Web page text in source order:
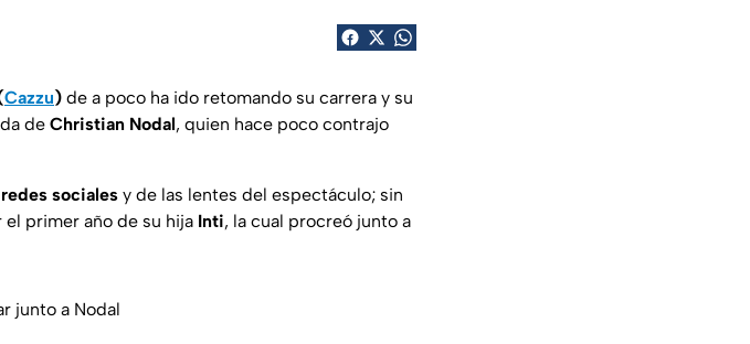
Cazzu) de a poco ha ido retomando su carrera y su
de Christian Nodal, quien hace poco contrajo
redes sociales y de las lentes del espectáculo; sin
primer año de su hija Inti, la cual procreó junto a
junto a Nodal